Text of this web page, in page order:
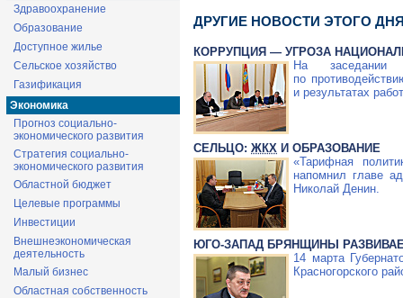
Здравоохранение
Образование
Доступное жилье
Сельское хозяйство
Газификация
Экономика
Прогноз социально-
экономического развития
Стратегия социально-
экономического развития
Областной бюджет
Целевые программы
Инвестиции
Внешнеэкономическая
деятельность
Малый бизнес
Областная собственность
ДРУГИЕ НОВОСТИ ЭТОГО
КОРРУПЦИЯ — УГРОЗА
На заседании
по
и результатах
СЕЛЬЦО: ЖКХ И ОБРАЗОВАНИЕ
«Тарифная
напомнил главе
Николай Денин.
ЮГО-ЗАПАД БРЯНЩИНЫ
14 марта
Красногорского